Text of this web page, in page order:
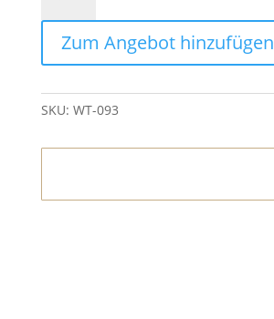
Small
quantity
Zum Angebot hinzufügen
SKU: WT-093